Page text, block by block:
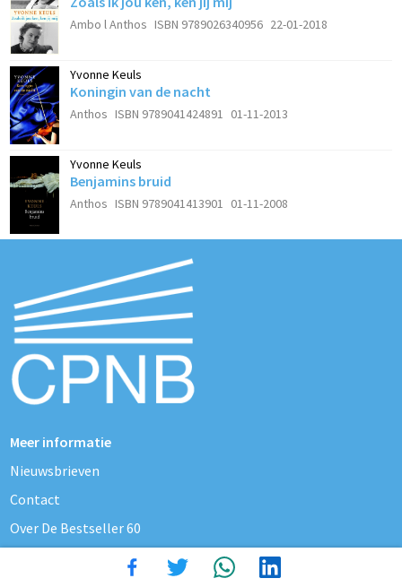
Ambo l Anthos ISBN 9789026340956 22-01-2018
Yvonne Keuls
Koningin van de nacht
Anthos ISBN 9789041424891 01-11-2013
Yvonne Keuls
Benjamins bruid
Anthos ISBN 9789041413901 01-11-2008
Meer informatie
Nieuwsbrieven
Contact
Over De Bestseller 60